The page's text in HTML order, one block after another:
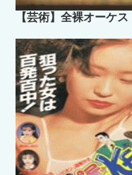
【芸術】全裸オーケ